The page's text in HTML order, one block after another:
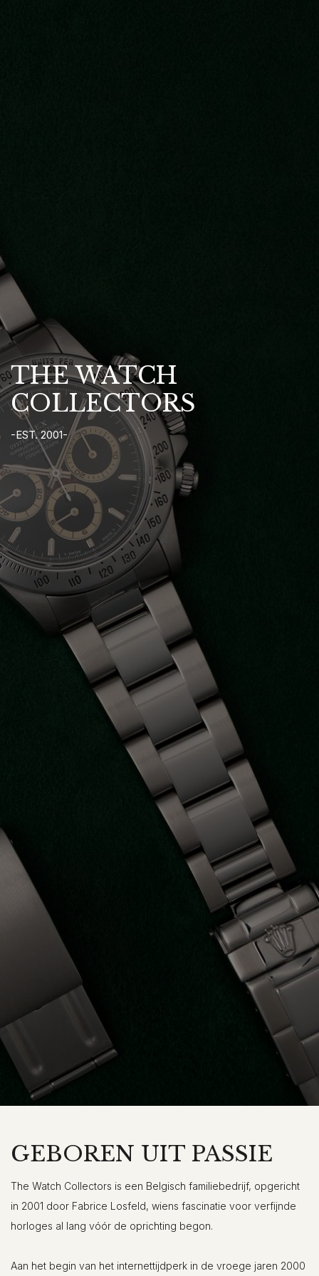
THE WATCH
COLLECTORS
-EST. 2001-
GEBOREN UIT PASSIE
The Watch Collectors is een Belgisch familiebedrijf, opgericht
in 2001 door Fabrice Losfeld, wiens fascinatie voor verfijnde
horloges al lang vóór de oprichting begon.
Aan het begin van het internettijdperk in de vroege jaren 2000